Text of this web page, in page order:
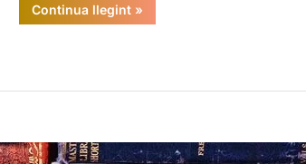
Continua llegint“Respectem
els
»